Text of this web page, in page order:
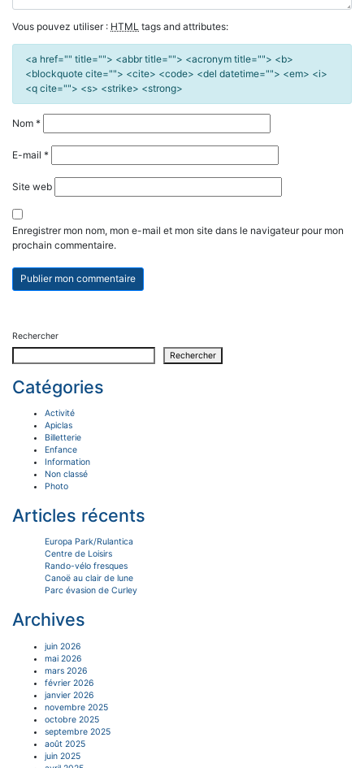
Vous pouvez utiliser : HTML tags and attributes:
<a href="" title=""> <abbr title=""> <acronym title=""> <b>
<blockquote cite=""> <cite> <code> <del datetime=""> <em> <i>
<q cite=""> <s> <strike> <strong>
Nom *
E-mail *
Site web
Enregistrer mon nom, mon e-mail et mon site dans le navigateur pour mon
prochain commentaire.
Rechercher
Rechercher
Catégories
Activité
Apiclas
Billetterie
Enfance
Information
Non classé
Photo
Articles récents
Europa Park/Rulantica
Centre de Loisirs
Rando-vélo fresques
Canoë au clair de lune
Parc évasion de Curley
Archives
juin 2026
mai 2026
mars 2026
février 2026
janvier 2026
novembre 2025
octobre 2025
septembre 2025
août 2025
juin 2025